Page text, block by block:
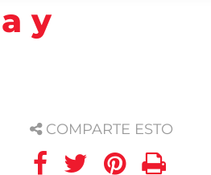
y
COMPARTE ESTO